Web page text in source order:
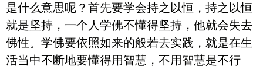
是什么意思呢？首先要学会持之以恒，持之以恒
就是坚持，一个人学佛不懂得坚持，他就会失去
佛性。学佛要依照如来的般若去实践，就是在生
活当中不断地要懂得用智慧，不用智慧是不行